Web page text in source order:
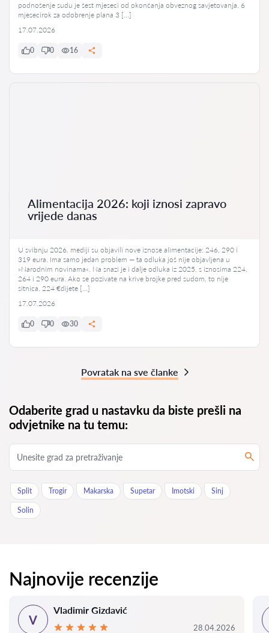
podnošenje sudu je šest mjeseci od okončanja obveznog savjetovanja. 6
mjesecirok za odobrenje plana 3 […]
17.07.2026
0 0 16
Alimentacija 2026: koji iznosi zapravo
vrijede danas
U svibnju 2026. mediji su objavili nove iznose alimentacije: 246, 290 i
319 eura. Ima samo jedan problem — ta odluka još nije objavljena u
»Narodnim novinama«. Na snazi je i dalje odluka iz 2025. s iznosima 224,
264 i 290 eura. Ako se pozivate na krive brojke pred sudom, to nije
sitnica. 224 €dijete […]
17.07.2026
0 0 30
Povratak na sve članke
Odaberite grad u nastavku da biste prešli na
odvjetnike na tu temu:
Split Trogir Makarska Supetar Imotski Sinj
Solin
Najnovije recenzije
V
Vladimir Gizdavić
28.04.2026